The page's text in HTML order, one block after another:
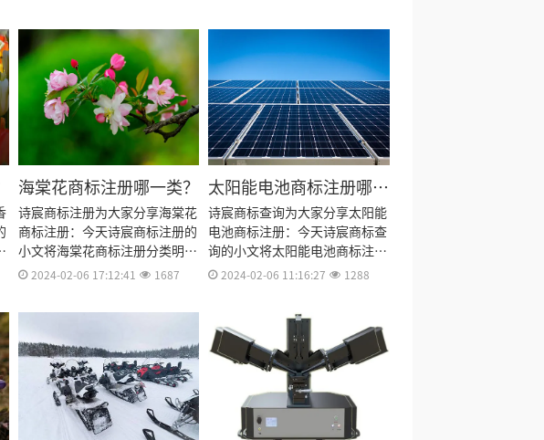
整理出来。
海棠花商标注册哪一类？
诗宸商标注册为大家分享海棠花
商标注册：今天诗宸商标注册的
小文将海棠花商标注册分类明
细、商标注册流程及费用、商标
2024-02-06 17:12:41 1687
太阳能电池商标注册哪一
类？
诗宸商标查询为大家分享太阳能
电池商标注册：今天诗宸商标查
询的小文将太阳能电池商标注册
分类明细、商标注册流程及费
整理出来。
2024-02-06 11:16:27 1288